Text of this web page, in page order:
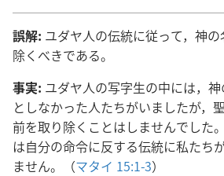
誤解: ユダヤ人の伝統に従って，神
除くべきである。
事実: ユダヤ人の写字生の中には，
としなかった人たちがいましたが，
前を取り除くことはしませんでした
は自分の命令に反する伝統に私たち
ません。（マタイ 15:1-3）